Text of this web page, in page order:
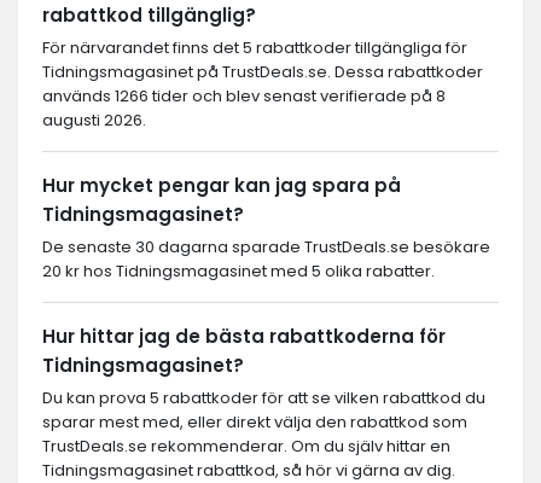
rabattkod tillgänglig?
För närvarandet finns det 5 rabattkoder tillgängliga för
Tidningsmagasinet på TrustDeals.se. Dessa rabattkoder
används 1266 tider och blev senast verifierade på 8
augusti 2026.
Hur mycket pengar kan jag spara på
Tidningsmagasinet?
De senaste 30 dagarna sparade TrustDeals.se besökare
20 kr hos Tidningsmagasinet med 5 olika rabatter.
Hur hittar jag de bästa rabattkoderna för
Tidningsmagasinet?
Du kan prova 5 rabattkoder för att se vilken rabattkod du
sparar mest med, eller direkt välja den rabattkod som
TrustDeals.se rekommenderar. Om du själv hittar en
Tidningsmagasinet rabattkod, så hör vi gärna av dig.